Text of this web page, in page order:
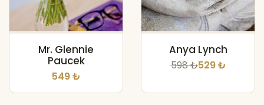
Mr. Glennie
Paucek
549 ₺
Anya Lynch
598 ₺529 ₺